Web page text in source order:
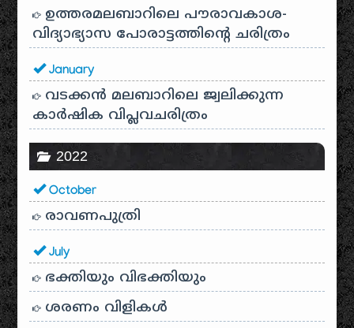
ഉത്തരമലബാറിലെ പൗരാവകാശ-
വിദ്യാഭ്യാസ പോരാട്ടത്തിന്റെ ചരിത്രം
January
വടക്കൻ മലബാറിലെ ജ്വലിക്കുന്ന
കാർഷിക വിപ്ലവചരിത്രം
2022
October
രാവണപുത്രി
July
ഭക്തിയും വിഭക്തിയും
ശരണം വിളികൾ